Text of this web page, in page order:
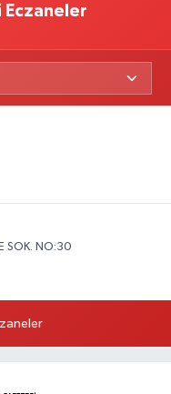
Eczaneler
SOK. NO:30